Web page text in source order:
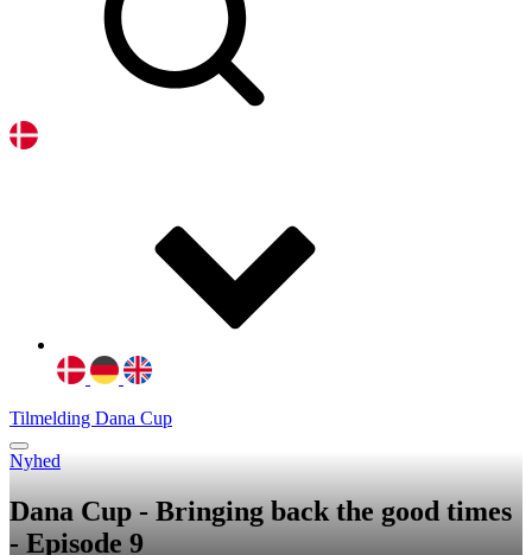
Tilmelding Dana Cup
Nyhed
Dana Cup - Bringing back the good times
- Episode 9